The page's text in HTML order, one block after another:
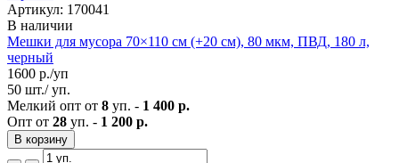
Артикул: 170041
В наличии
Мешки для мусора 70×110 см (+20 см), 80 мкм, ПВД, 180 л,
черный
1600 р./уп
50 шт./ уп.
Мелкий опт от 8 уп. - 1 400 р.
Опт от 28 уп. - 1 200 р.
В корзину